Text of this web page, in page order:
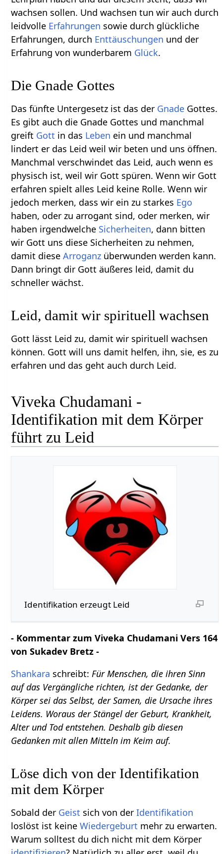
wachsen sollen. Und wachsen tun wir auch durch
leidvolle Erfahrungen sowie durch glückliche
Erfahrungen, durch Enttäuschungen und der
Erfahrung von wunderbarem Glück.
Die Gnade Gottes
Das fünfte Untergesetz ist das der Gnade Gottes.
Es gibt auch die Gnade Gottes und manchmal
greift Gott in das Leben ein und manchmal
lindert er das Leid weil wir beten und uns öffnen.
Manchmal verschwindet das Leid, auch wenn es
physisch ist, weil wir Gott spüren. Wenn wir Gott
erfahren spielt alles Leid keine Rolle. Wenn wir
jedoch merken, dass wir ein zu starkes Ego
haben, oder zu arrogant sind, oder merken, wir
haben irgendwelche Sicherheiten, dann bitten
wir Gott uns diese Sicherheiten zu nehmen,
damit dieseArroganz überwunden werden kann.
Dann bringt dir Gott äußeres leid, damit du
schneller wächst.
Leid, damit wir spirituell wachsen
Gott lässt Leid zu, damit wir spirituell wachsen
können. Gott will uns damit helfen, ihn, sie, es zu
erfahren und das geht auch durch Leid.
Viveka Chudamani -
Identifikation mit dem Körper
führt zu Leid
Identifikation erzeugt Leid
- Kommentar zum Viveka Chudamani Vers 164
von Sukadev Bretz -
Shankara schreibt:Für Menschen, die ihren Sinn
auf das Vergängliche richten, ist der Gedanke, der
Körper sei das Selbst, der Samen, die Ursache ihres
Leidens. Woraus der Stängel der Geburt, Krankheit,
Alter und Tod entstehen. Deshalb gib diesen
Gedanken mit allen Mitteln im Keim auf.
Löse dich von der Identifikation
mit dem Körper
Sobald der Geist sich von derIdentifikation
loslöst ist keineWiedergeburt mehr zu erwarten.
Warum solltest du dich nicht mit dem Körper